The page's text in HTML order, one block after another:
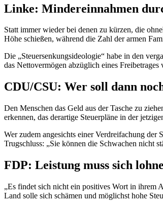
Linke: Mindereinnahmen
Statt immer wieder bei denen zu kürzen, die
Höhe schießen, während die Zahl der armen
Die „Steuersenkungsideologie“ habe in den
das Nettovermögen abzüglich eines
CDU/CSU: Wer soll dann
Den Menschen das Geld aus der Tasche zu
erkennen, das derartige Steuerpläne in der
Wer zudem angesichts einer Verdreifachung der
Trugschluss: „Sie können die Schwachen nicht
FDP: Leistung muss sich
„Es findet sich nicht ein positives Wort in ihrem
Land solle sich schämen und möglichst hohe